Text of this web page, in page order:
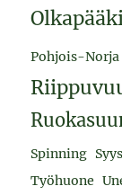
Pohjois-Norja
Spinning
Työhuone